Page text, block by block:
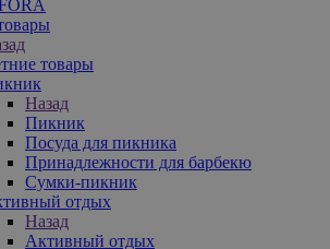
товары
Назад
Пикник
Посуда для пикника
Принадлежности для барбекю
Сумки-пикник
отдых
Назад
Активный отдых